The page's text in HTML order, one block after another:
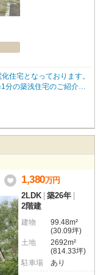
住宅となっております。
分の築浅住宅のご紹介で
能です！物置もございま
間とBBQなど如何でし
1,380万円
2LDK 築26年
2階建
建物
99.48m²
(30.09坪)
土地
2692m²
(814.33坪)
駐車場
あり